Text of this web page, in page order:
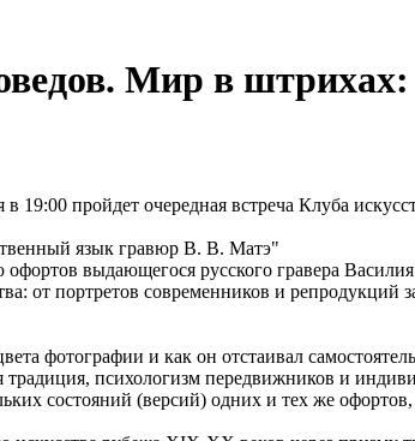
Мир в
пройдет очередная встреча Клуба
язык гравюр В. В. Матэ"
выдающегося русского гравера
от портретов современников и репродукций
фотографии и как он отстаивал
традиция, психологизм передвижников и
состояний (версий) одних и тех же